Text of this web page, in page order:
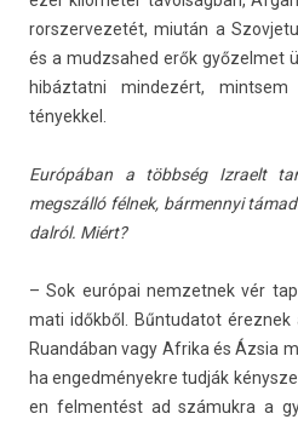
rorszer­vezetét, miután a
és a mudzsahed erők győzel­met
hibáz­tatni min­dezért,
tények­kel.
Európában a többség Iz­raelt
megszálló félnek, bár­mennyi
dalról. Miért?
– Sok európai nem­zetnek vér
mati időkből. Bűn­tudatot ére­znek
Ruandában vagy Af­rika és Ázsia
ha en­ged­mények­re tudják
en fel­mentést ad számukra a